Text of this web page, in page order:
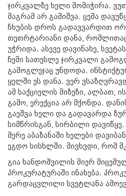
ჯირკვალზე ხელი მომიჭირა.
მაგრამ არ გამიშვა. ცემა
ჩხუბის დროს გადავვარდით
თეთრტარიანი დანა,
უჭრიდა. ასევე დავინახე,
ჩემი სათესლე ჯირკვალი
გამოგლეჯაც უნდოდა.
ყელში ეს დანა. ვერ
ამ საქციელის მიზეზი, ალბათ,
გამო, ერექცია არ მქონდა.
გაეშვა ხელი და გადავარდა
სიმწრისგან, სირბილი დავიწყე.
მერე აბაზანაში ხელები
ეგდო სისხლში. მივხვდი, რომ
გია ხანდოშვილის მიერ
პროკურატურაში ინახება.
გარდაცვლილი სვეტლანა